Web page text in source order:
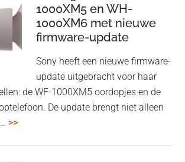
1000XM5 en WH-
1000XM6 met nieuwe
firmware-update
Sony heeft een nieuwe firmware-
update uitgebracht voor haar
de WF-1000XM5 oordopjes en de
De update brengt niet alleen
>>overSony